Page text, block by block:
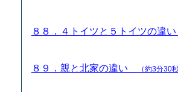
８８．４トイツと５トイツの違
８９．親と北家の違い （約3分30秒